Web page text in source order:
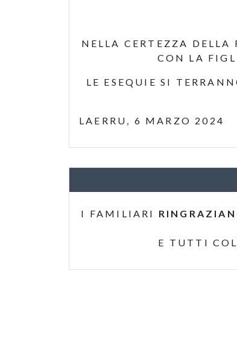
NELLA CERTEZZA
CON LA
LE ESEQUIE SI
LAERRU, 6 MARZO 2024
I FAMILIARI
E TUTTI